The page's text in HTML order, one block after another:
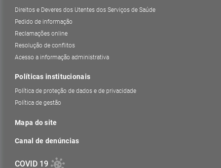
Direitos e Deveres dos Utentes dos Serviços de Saúde
Pedido de informação
Reclamações online
Resolução de conflitos
Acesso a informação administrativa
Políticas institucionais
Política de proteção de dados e de privacidade
Política de gestão
Mapa do site
Canal de denúncias
COVID 19